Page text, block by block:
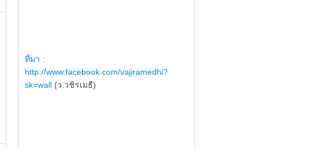
ที่มา :
http://www.facebook.com/vajiramedhi?
sk=wall (ว.วชิรเมธี)